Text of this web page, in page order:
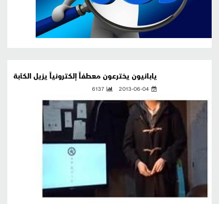
يابانيون يخترعون معطفاً إلكترونياً يزيل الكآبة
2013-06-04
6137